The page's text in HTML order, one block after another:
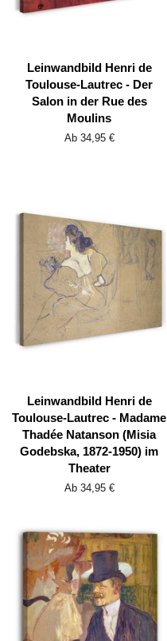
Leinwandbild Henri de
Toulouse-Lautrec - Der
Salon in der Rue des
Moulins
Ab 34,95 €
Leinwandbild Henri de
Toulouse-Lautrec - Madame
Thadée Natanson (Misia
Godebska, 1872-1950) im
Theater
Ab 34,95 €